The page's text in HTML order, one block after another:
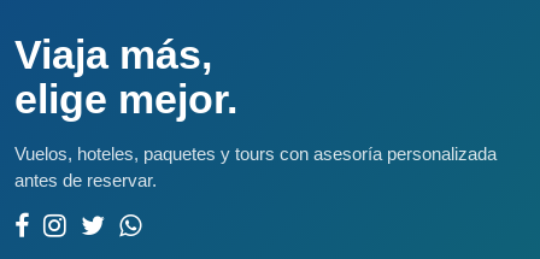
Viaja más,
elige mejor.
Vuelos, hoteles, paquetes y tours con asesoría personalizada
antes de reservar.